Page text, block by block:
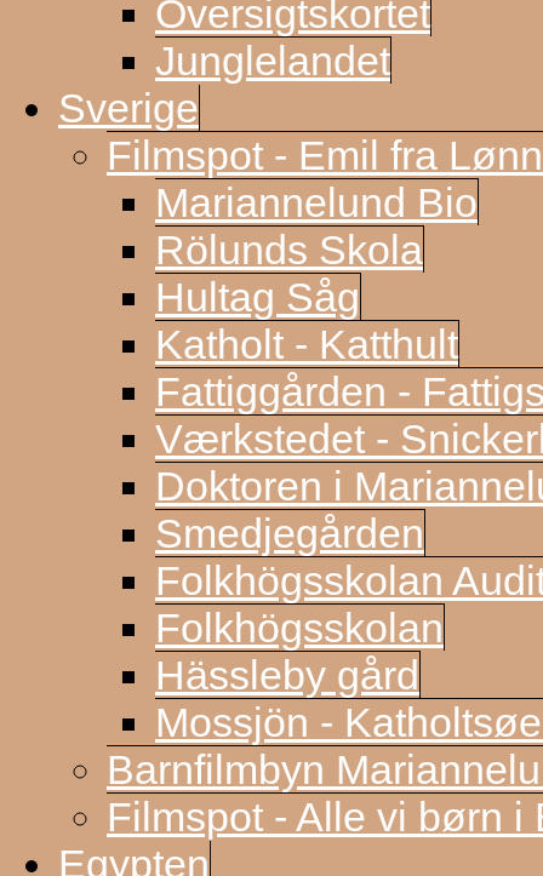
Oversigtskortet
Junglelandet
Sverige
Filmspot - Emil fra
Mariannelund Bio
Rölunds Skola
Hultag Såg
Katholt - Katthult
Fattiggården -
Værkstedet -
Doktoren i
Smedjegården
Folkhögsskolan
Folkhögsskolan
Hässleby gård
Mossjön -
Barnfilmbyn
Filmspot - Alle vi børn i
Egypten